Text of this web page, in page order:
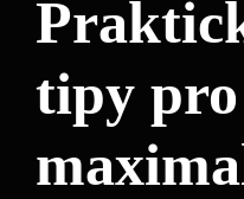
tipy pro